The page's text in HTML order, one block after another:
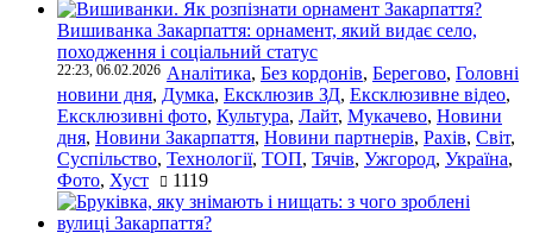
Вишиванка Закарпаття: орнамент, який видає село,
походження і соціальний статус
22:23, 06.02.2026 Аналітика, Без кордонів, Берегово, Головні
новини дня, Думка, Ексклюзив ЗД, Ексклюзивне відео,
Ексклюзивні фото, Культура, Лайт, Мукачево, Новини
дня, Новини Закарпаття, Новини партнерів, Рахів, Світ,
Суспільство, Технології, ТОП, Тячів, Ужгород, Україна,
Фото, Хуст 1119